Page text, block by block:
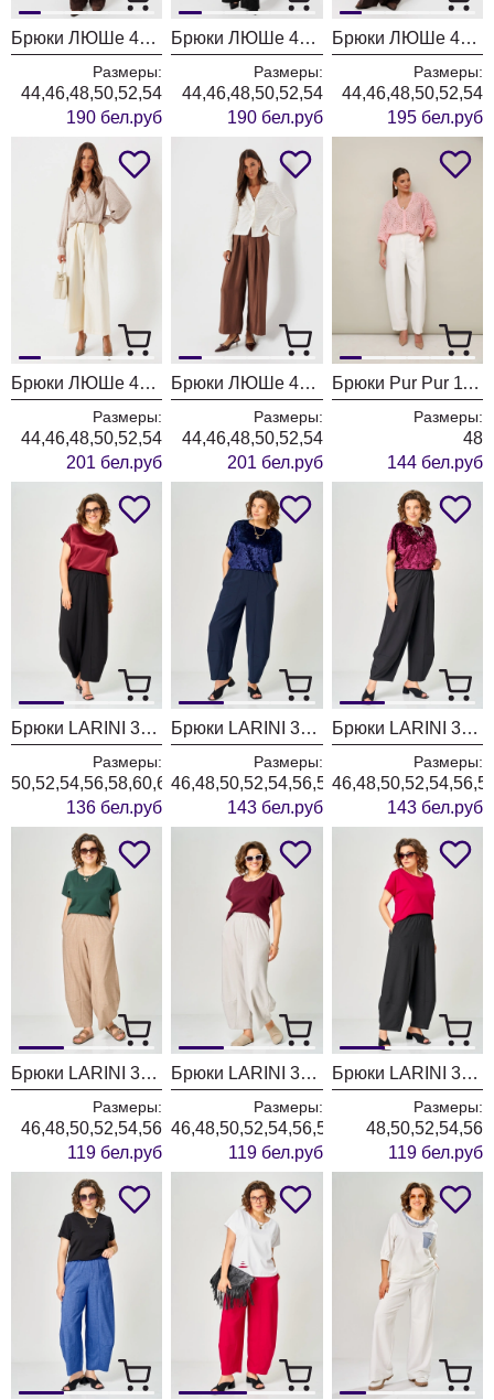
Брюки ЛЮШе 4448 шоколад
Размеры:
44,46,48,50,52,54
190 бел.руб
Брюки ЛЮШе 4448 черный
Размеры:
44,46,48,50,52,54
190 бел.руб
Брюки ЛЮШе 4440 шоколад
Размеры:
44,46,48,50,52,54
195 бел.руб
Брюки ЛЮШе 4436 молоко
Размеры:
44,46,48,50,52,54
201 бел.руб
Брюки ЛЮШе 4436 коричневый
Размеры:
44,46,48,50,52,54
201 бел.руб
Брюки Pur Pur 11-481
Размеры:
48
144 бел.руб
Брюки LARINI 3003 черный
Размеры:
50,52,54,56,58,60,62,64
136 бел.руб
Брюки LARINI 3002 синий
Размеры:
46,48,50,52,54,56,58,60,62,64
143 бел.руб
Брюки LARINI 3002 черный
Размеры:
143 бел.руб
Брюки LARINI 3001 кофейный
Размеры:
46,48,50,52,54,56
119 бел.руб
Брюки LARINI 3001 светло-серый
Размеры:
46,48,50,52,54,56,58
119 бел.руб
Брюки LARINI 3001 черный
Размеры:
48,50,52,54,56
119 бел.руб